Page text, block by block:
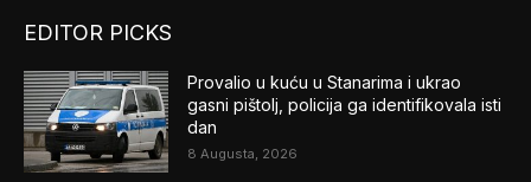
EDITOR PICKS
Provalio u kuću u Stanarima i ukrao
gasni pištolj, policija ga identifikovala isti
dan
8 Augusta, 2026